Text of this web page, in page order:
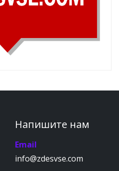
Напишите нам
Email
info@zdesvse.com